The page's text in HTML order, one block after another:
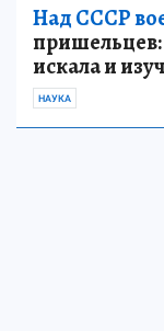
Над СССР
пришельцев:
искала и
НАУКА